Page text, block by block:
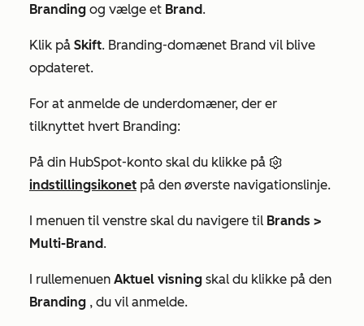
Branding og vælge et Brand.
Klik på Skift. Branding-domænet Brand vil blive
opdateret.
For at anmelde de underdomæner, der er
tilknyttet hvert Branding:
På din HubSpot-konto skal du klikke på
indstillingsikonet på den øverste navigationslinje.
I menuen til venstre skal du navigere til Brands >
Multi-Brand.
I rullemenuen Aktuel visning skal du klikke på den
Branding , du vil anmelde.